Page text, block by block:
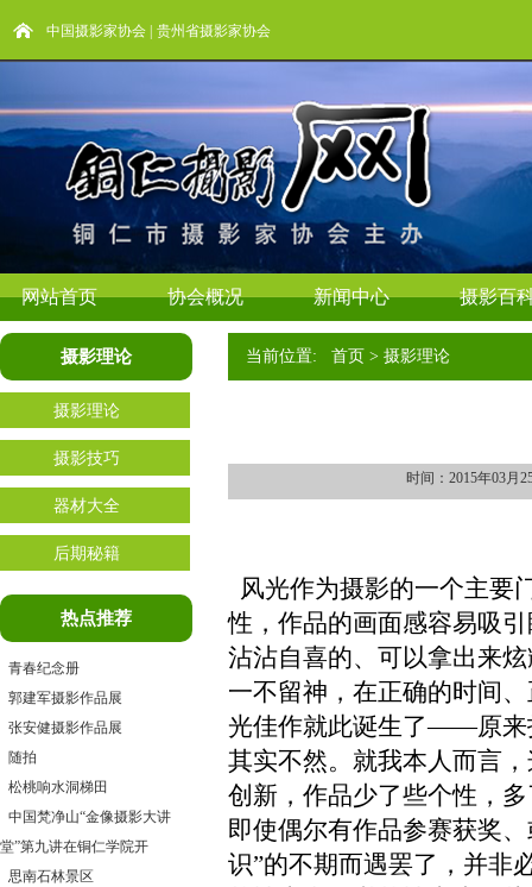
中国摄影家协会 贵州省摄影家协会
网站首页 协会概况 新闻中心 摄影百
摄影理论
摄影理论
摄影技巧
器材大全
后期秘籍
热点推荐
青春纪念册
郭建军摄影作品展
张安健摄影作品展
随拍
松桃响水洞梯田
中国梵净山“金像摄影大讲
堂”第九讲在铜仁学院开
思南石林景区
当前位置: 首页 > 摄影理论
时间：2015年03
风光作为摄影的一个主要
性，作品的画面感容易吸
沾沾自喜的、可以拿出来
一不留神，在正确的时间
光佳作就此诞生了——原来
其实不然。就我本人而言
创新，作品少了些个性，
即使偶尔有作品参赛获奖
识”的不期而遇罢了 ，并非